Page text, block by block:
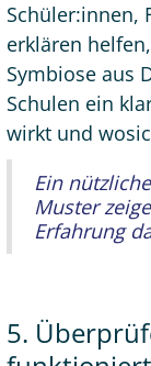
Schüler:innen,
erklären
Symbiose aus
Schulen ein
wirkt und
Ein
Muster
Erfahrung
5.